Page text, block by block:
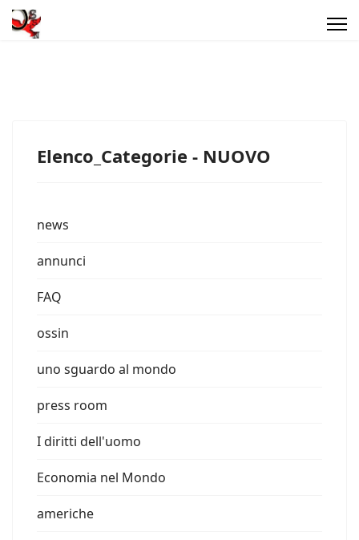
Elenco_Categorie - NUOVO
news
annunci
FAQ
ossin
uno sguardo al mondo
press room
I diritti dell'uomo
Economia nel Mondo
americhe